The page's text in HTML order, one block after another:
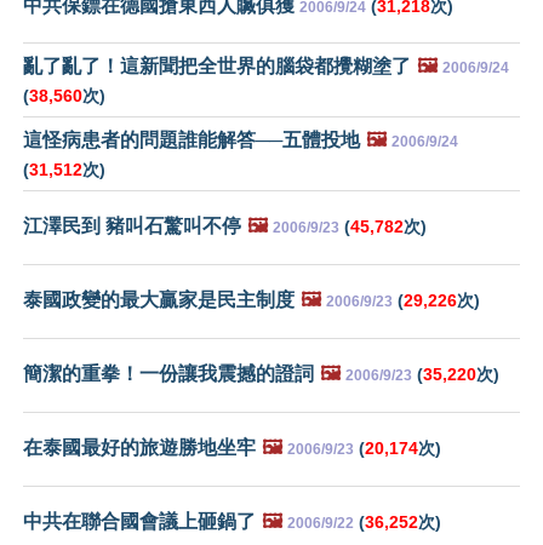
中共保鏢在德國搶東西人贓俱獲 2006/9/24 (31,218次)
亂了亂了！這新聞把全世界的腦袋都攪糊塗了 🖼️ 2006/9/24
(38,560次)
這怪病患者的問題誰能解答──五體投地 🖼️ 2006/9/24
(31,512次)
江澤民到 豬叫石驚叫不停 🖼️ 2006/9/23 (45,782次)
泰國政變的最大贏家是民主制度 🖼️ 2006/9/23 (29,226次)
簡潔的重拳！一份讓我震撼的證詞 🖼️ 2006/9/23 (35,220次)
在泰國最好的旅遊勝地坐牢 🖼️ 2006/9/23 (20,174次)
中共在聯合國會議上砸鍋了 🖼️ 2006/9/22 (36,252次)